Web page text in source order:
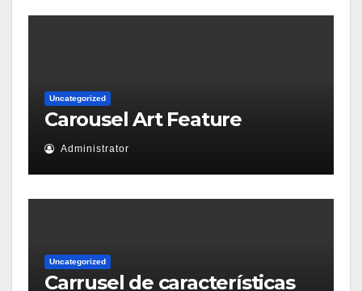
Uncategorized
Carousel Art Feature
Administrator
Uncategorized
Carrusel de características